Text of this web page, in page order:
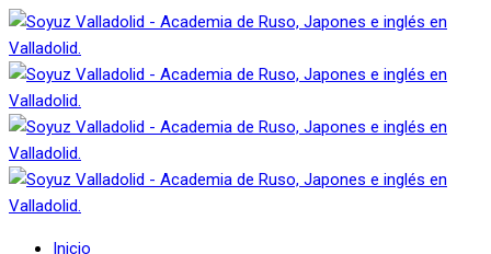
Inicio